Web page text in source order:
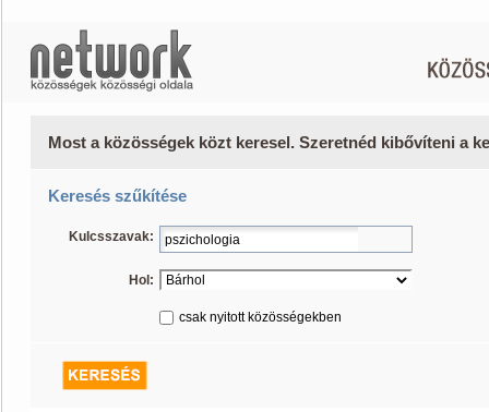
Most a közösségek közt keresel. Szeretnéd kibővíteni a
Keresés szűkítése
Kulcsszavak:
Hol:
csak nyitott közösségekben